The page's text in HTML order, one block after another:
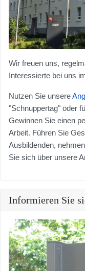
Wir freuen uns,
Interessierte bei uns
Nutzen Sie unsere
"Schnuppertag" oder
Gewinnen Sie einen
Arbeit. Führen Sie
Ausbildenden,
Sie sich über unsere
Informieren Sie